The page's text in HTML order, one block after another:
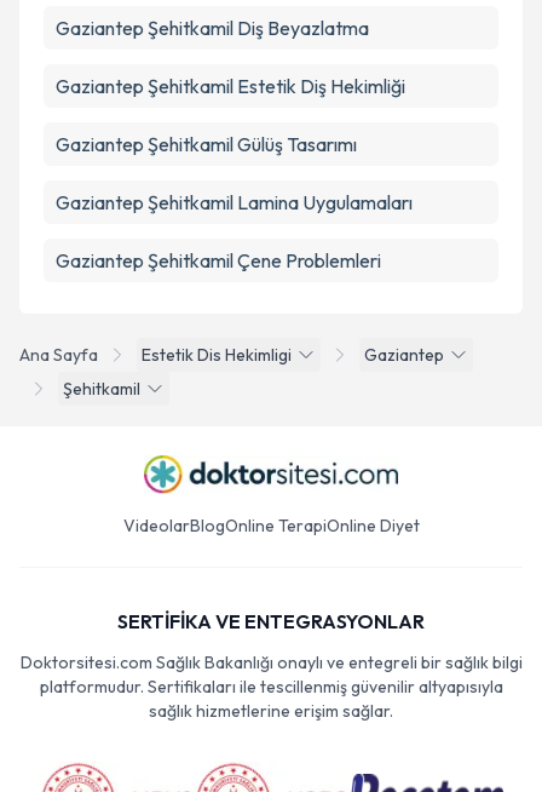
Ana Sayfa Estetik Dis Hekimligi
Gaziantep
Şehitkamil
Gaziantep Şehitkamil Diş Beyazlatma
Gaziantep Şehitkamil Estetik Diş Hekimliği
Gaziantep Şehitkamil Gülüş Tasarımı
Gaziantep Şehitkamil Lamina Uygulamaları
Gaziantep Şehitkamil Çene Problemleri
VideolarBlogOnline TerapiOnline Diyet
SERTİFİKA VE ENTEGRASYONLAR
Doktorsitesi.com Sağlık Bakanlığı onaylı ve entegreli bir sağlık bilgi
platformudur. Sertifikaları ile tescillenmiş güvenilir altyapısıyla
sağlık hizmetlerine erişim sağlar.